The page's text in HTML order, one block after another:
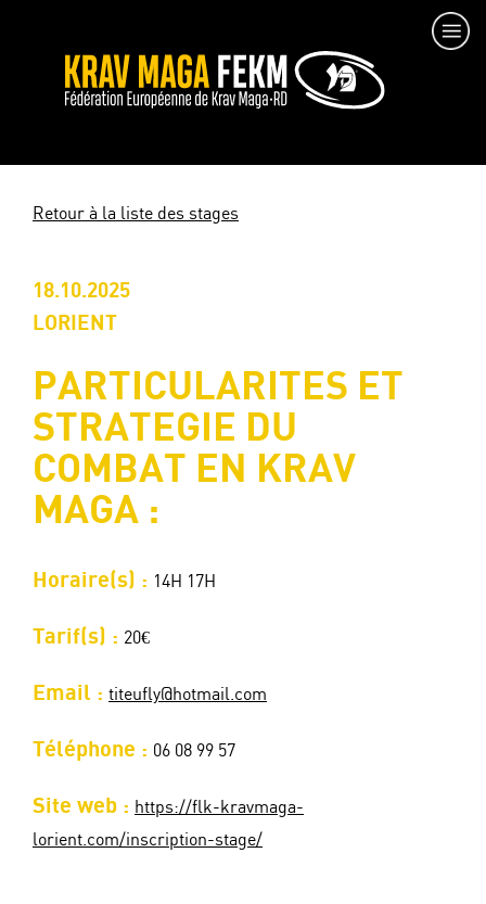
Retour à la liste des stages
18.10.2025
LORIENT
PARTICULARITES ET
STRATEGIE DU
COMBAT EN KRAV
MAGA :
Horaire(s) : 14H 17H
Tarif(s) : 20€
Email : titeufly@hotmail.com
Téléphone : 06 08 99 57
Site web : https://flk-kravmaga-
lorient.com/inscription-stage/